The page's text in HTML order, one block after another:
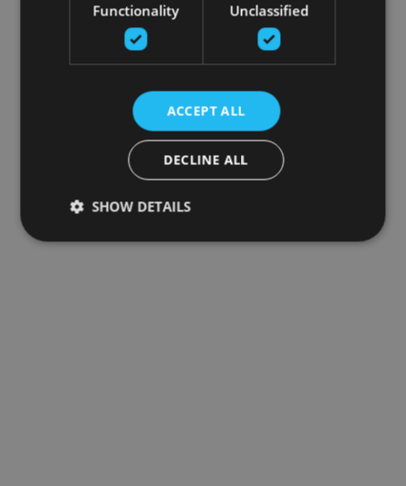
Functionality Unclassified
ACCEPT ALL
DECLINE ALL
SHOW DETAILS